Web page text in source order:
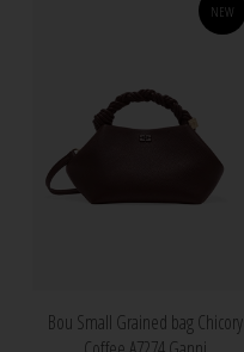
NEW
Bou Small Grained bag Chicory